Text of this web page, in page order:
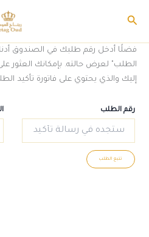
البحث
فضلًا أدخل رقم طلبك في الصندوق
الطلب" لعرض حالته. بإمكانك العثور
إليك والذي يحتوي على فاتورة تأكيد
رقم الطلب
تتبع الطلب